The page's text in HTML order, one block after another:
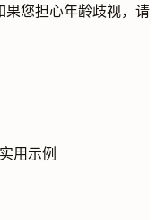
您担心年龄歧视，请
用示例